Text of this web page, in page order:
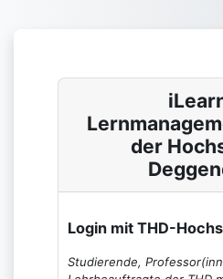
der
Login mit THD-
Studierende,